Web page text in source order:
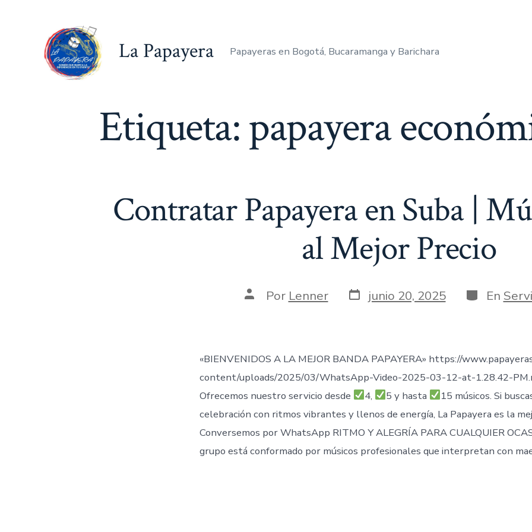
La Papayera Papayeras en Bogotá, Bucaramanga y Barichara
Etiqueta:papayera
Contratar Papayera en Suba |
al Mejor Precio
AutorPor Lenner Fecha
de
junio 20, 2025 Categorías
En
«BIENVENIDOS A LA MEJOR BANDA PAPAYERA» https://
content/uploads/2025/03/WhatsApp-Video-2025-03-12-at-1.28.42-
Ofrecemos nuestro servicio desde
4, 5 y hasta
15 músicos. Si
celebración con ritmos vibrantes y llenos de energía, La Papayera es la
Conversemos por WhatsApp RITMO Y ALEGRÍA PARA CUALQUIER
grupo está conformado por músicos profesionales que interpretan con